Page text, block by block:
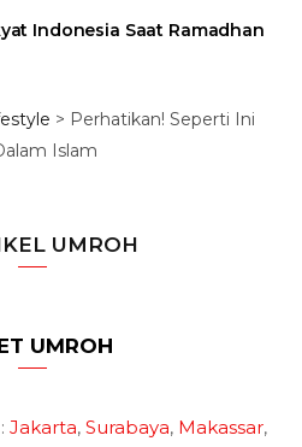
Indonesia Saat Ramadhan
> Perhatikan! Seperti Ini
Islam
UMROH
UMROH
: Jakarta, Surabaya, Makassar,